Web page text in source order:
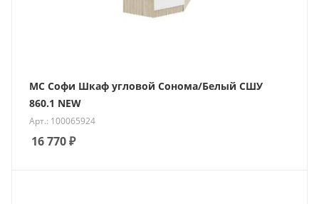
МС Софи Шкаф угловой Сонома/Белый СШУ
860.1 NEW
Арт.: 100065924
16 770₽